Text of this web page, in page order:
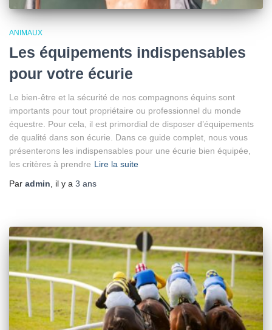
ANIMAUX
Les équipements indispensables
pour votre écurie
Le bien-être et la sécurité de nos compagnons équins sont
importants pour tout propriétaire ou professionnel du monde
équestre. Pour cela, il est primordial de disposer d’équipements
de qualité dans son écurie. Dans ce guide complet, nous vous
présenterons les indispensables pour une écurie bien équipée,
les critères à prendre Lire la suite
Par admin, il y a 3 ans